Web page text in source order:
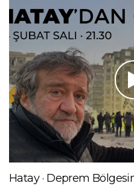
Hatay · Deprem